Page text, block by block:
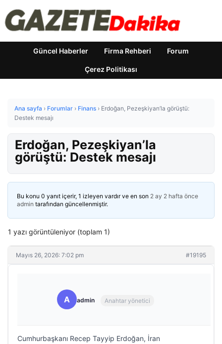
Güncel Haberler Firma Rehberi Forum
Çerez Politikası
Ana sayfa › Forumlar › Finans › Erdoğan, Pezeşkiyan’la görüştü:
Destek mesajı
Erdoğan, Pezeşkiyan’la
görüştü: Destek mesajı
Bu konu 0 yanıt içerir, 1 izleyen vardır ve en son 2 ay 2 hafta önce
admin tarafından güncellenmiştir.
1 yazı görüntüleniyor (toplam 1)
Mayıs 26, 2026: 7:02 pm #19195
A admin Anahtar yönetici
Cumhurbaşkanı Recep Tayyip Erdoğan, İran